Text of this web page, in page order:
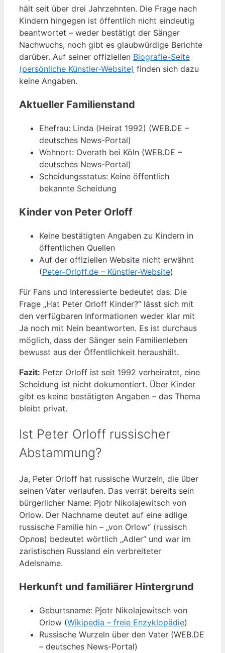
hält seit über drei Jahrzehnten. Die Frage nach
Kindern hingegen ist öffentlich nicht eindeutig
beantwortet – weder bestätigt der Sänger
Nachwuchs, noch gibt es glaubwürdige Berichte
darüber. Auf seiner offiziellen Biografie-Seite
(persönliche Künstler-Website) finden sich dazu
keine Angaben.
Aktueller Familienstand
Ehefrau: Linda (Heirat 1992) (WEB.DE –
deutsches News-Portal)
Wohnort: Overath bei Köln (WEB.DE –
deutsches News-Portal)
Scheidungsstatus: Keine öffentlich
bekannte Scheidung
Kinder von Peter Orloff
Keine bestätigten Angaben zu Kindern in
öffentlichen Quellen
Auf der offiziellen Website nicht erwähnt
(Peter-Orloff.de – Künstler-Website)
Für Fans und Interessierte bedeutet das: Die
Frage „Hat Peter Orloff Kinder?“ lässt sich mit
den verfügbaren Informationen weder klar mit
Ja noch mit Nein beantworten. Es ist durchaus
möglich, dass der Sänger sein Familienleben
bewusst aus der Öffentlichkeit heraushält.
Fazit: Peter Orloff ist seit 1992 verheiratet, eine
Scheidung ist nicht dokumentiert. Über Kinder
gibt es keine bestätigten Angaben – das Thema
bleibt privat.
Ist Peter Orloff russischer
Abstammung?
Ja, Peter Orloff hat russische Wurzeln, die über
seinen Vater verlaufen. Das verrät bereits sein
bürgerlicher Name: Pjotr Nikolajewitsch von
Orlow. Der Nachname deutet auf eine adlige
russische Familie hin – „von Orlow“ (russisch
Орлов) bedeutet wörtlich „Adler“ und war im
zaristischen Russland ein verbreiteter
Adelsname.
Herkunft und familiärer Hintergrund
Geburtsname: Pjotr Nikolajewitsch von
Orlow (Wikipedia – freie Enzyklopädie)
Russische Wurzeln über den Vater (WEB.DE
– deutsches News-Portal)